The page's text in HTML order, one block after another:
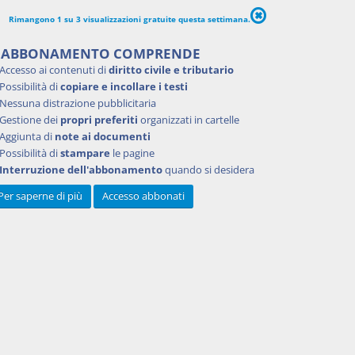
in
Rimangono 1 su 3 visualizzazioni gratuite questa settimana.
COMPRENDE
Accesso ai contenuti didiritto civile e tributario
Possibilità dicopiare e incollare i testi
Nessuna distrazione pubblicitaria
Gestione dei propri preferiti organizzati in cartelle
Aggiunta di note ai documenti
Possibilità distampare le pagine
Interruzione dell'abbonamentoquando si desidera
saperne di più
Accesso abbonati